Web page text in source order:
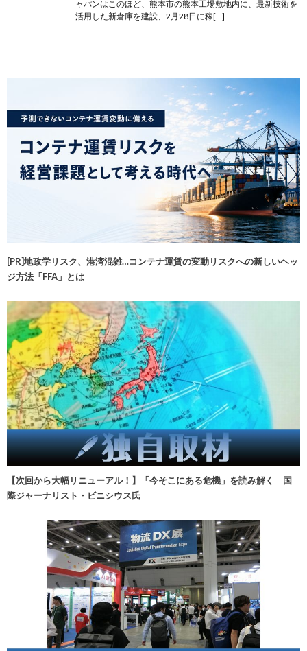
ャパンはこのほど、熊本市の熊本工場敷地内に、最新技術を
活用した新倉庫を建設、2月28日に稼[…]
[PR]地政学リスク、港湾混雑…コンテナ運賃の変動リスクへの新しいヘッ
ジ方法「FFA」とは
【次回から大幅リニューアル！】「今そこにある危機」を読み解く 国
際ジャーナリスト・ビニシウス氏